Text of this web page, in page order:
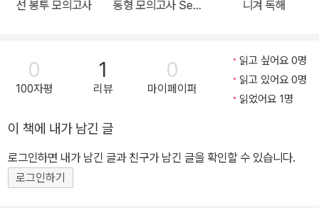
선 봉투 모의고사
동형 모의고사 Seas
니겨 독해
0
100자평
1
리뷰
0
마이페이퍼
읽고 싶어요 0명
읽고 있어요 0명
읽었어요 1명
이 책에 내가 남긴 글
로그인하면 내가 남긴 글과 친구가 남긴 글을 확인할 수 있습니다.
로그인하기